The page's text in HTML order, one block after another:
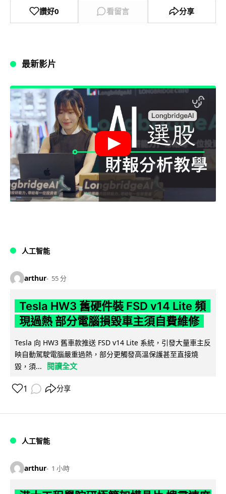
讚好0 看留言 分享
最新影片
人工智能
arthur 55 分
Tesla HW3 舊硬件裝 FSD v14 Lite 頻
現過熱 部分電腦損毀車主須自費維修
Tesla 向 HW3 舊車款推送 FSD v14 Lite 系統，引發大量車主反
映自動駕駛電腦嚴重過熱，部分更觸發高溫保護甚至直接燒
毀，須...
閱讀全文
1 分享
人工智能
arthur 1 小時